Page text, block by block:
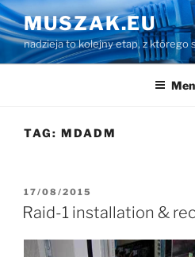
Przejdź
do
treści
MUSZAK.EU
nadzieja to kolejny etap, z którego
TAG: MDADM
OPUBLIKOWANE
W
17/08/2015
Raid-1 installation &